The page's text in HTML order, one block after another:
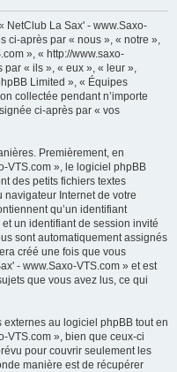
h
NetClub La Sax' - www.Saxo-
ci-après par « nous », « notre »,
», « http://www.saxo-
par « ils », « eux », « leur »,
Limited », « Équipes
collectée pendant n’importe
ci-après par « vos
Premièrement, en
VTS.com », le logiciel phpBB
des petits fichiers textes
Internet de votre
qu’un identifiant
un identifiant de session invité
sont automatiquement assignés
créé une fois que vous
- www.Saxo-VTS.com » et est
que vous avez lus, ce qui
au logiciel phpBB tout en
VTS.com », bien que ceux-ci
pour couvrir seulement les
manière est de récupérer